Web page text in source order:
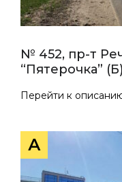
№ 452, пр-т
“Пятерочка” (Б)
Перейти к
А